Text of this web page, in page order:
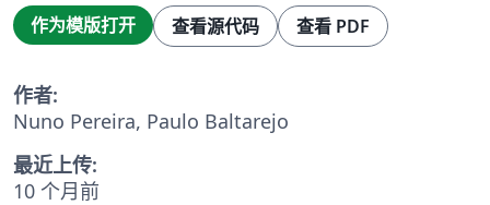
作为模版打开 查看源代码 查看 PDF
作者:
Nuno Pereira, Paulo Baltarejo
最近上传:
10 个月前